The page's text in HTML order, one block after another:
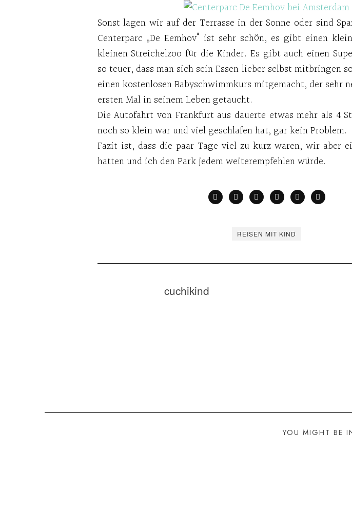
Sonst lagen wir auf der Terrasse in der Sonne oder sind
Centerparc „De Eemhov“ ist sehr schön, es gibt einen
kleinen Streichelzoo für die Kinder. Es gibt auch einen
so teuer, dass man sich sein Essen lieber selbst mitbringen
einen kostenlosen Babyschwimmkurs mitgemacht, der sehr
ersten Mal in seinem Leben getaucht.
Die Autofahrt von Frankfurt aus dauerte etwas mehr als 4
noch so klein war und viel geschlafen hat, gar kein Problem.
Fazit ist, dass die paar Tage viel zu kurz waren, wir aber
hatten und ich den Park jedem weiterempfehlen würde.
REISEN MIT KIND
cuchikind
YOU MIGHT BE